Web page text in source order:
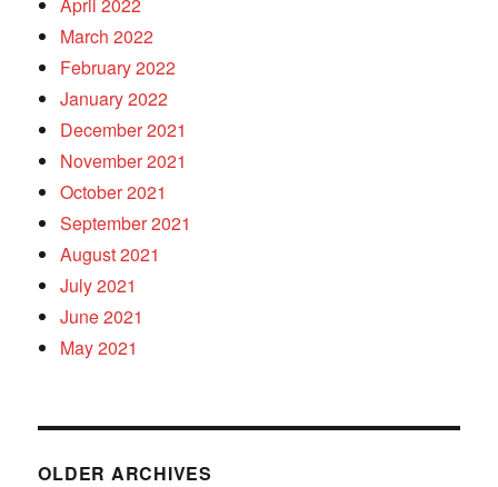
March 2022
February 2022
January 2022
December 2021
November 2021
October 2021
September 2021
August 2021
July 2021
June 2021
May 2021
OLDER ARCHIVES